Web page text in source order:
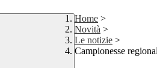
Home >
Novità >
Le notizie >
Campionesse